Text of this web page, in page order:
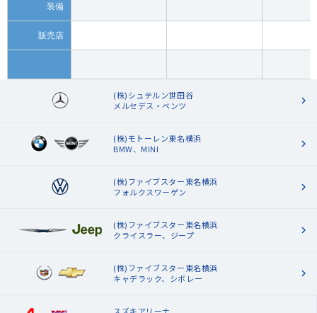
装備
販売店
(株)シュテルン世田谷
メルセデス・ベンツ
(株)モトーレン東名横浜
BMW、MINI
(株)ファイブスター東名横浜
フォルクスワーゲン
(株)ファイブスター東名横浜
クライスラー、ジープ
(株)ファイブスター東名横浜
キャデラック、シボレー